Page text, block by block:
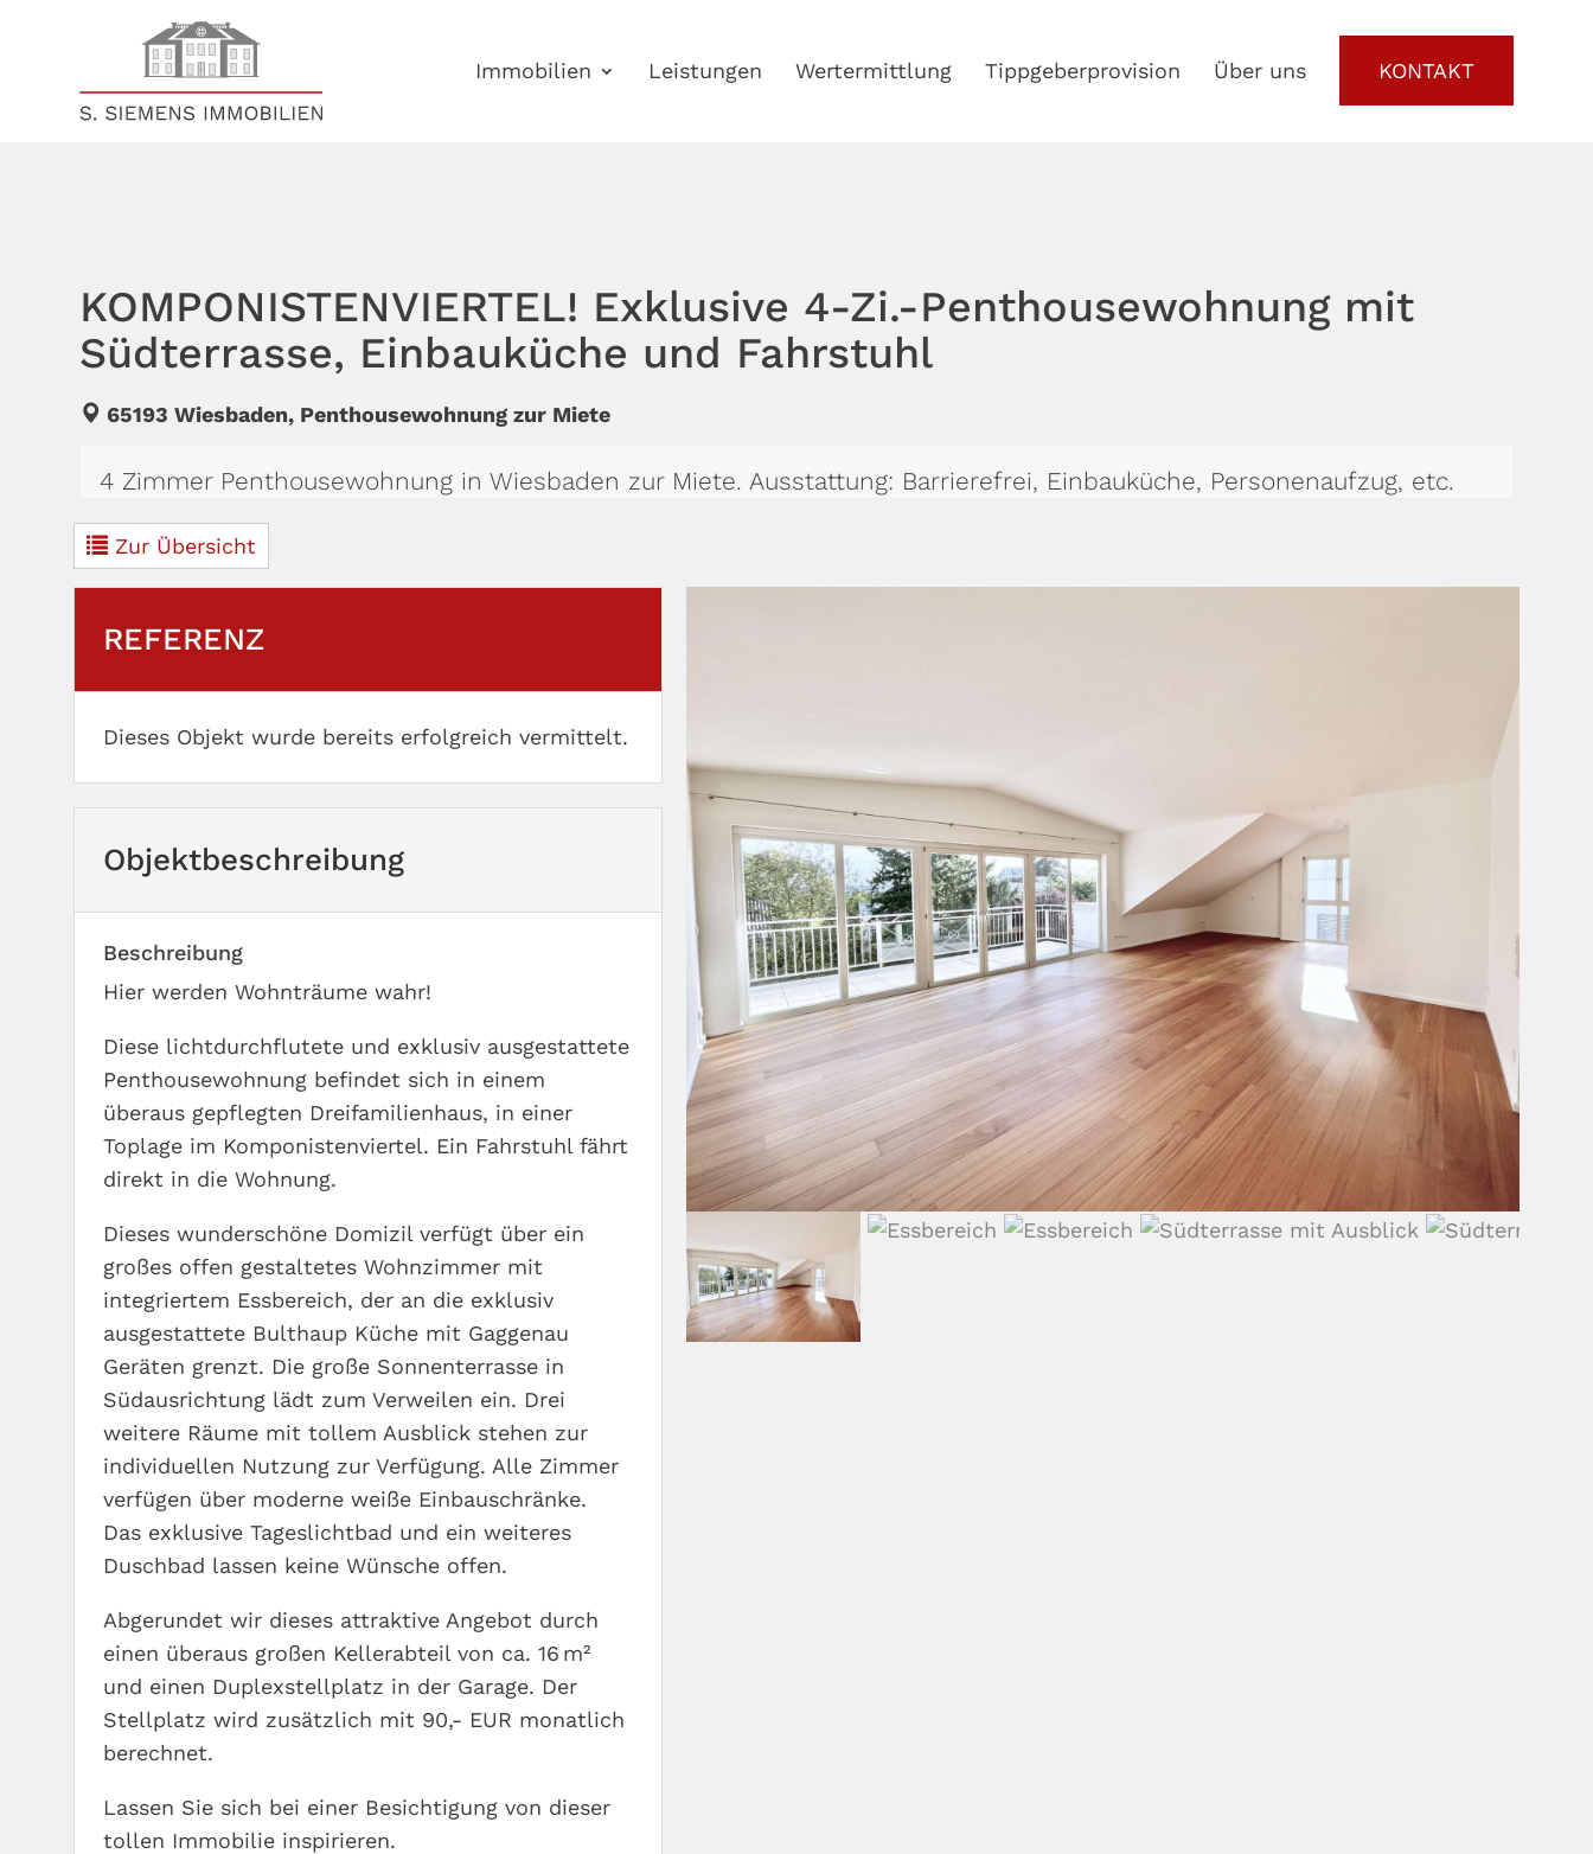
Immobilien Leistungen Wertermittlung Tippgeberprovision Über uns KONTAKT
KOMPONISTENVIERTEL! Exklusive 4-Zi.-Penthousewohnung mit
Südterrasse, Einbauküche und Fahrstuhl
65193 Wiesbaden, Penthousewohnung zur Miete
4 Zimmer Penthousewohnung in Wiesbaden zur Miete. Ausstattung: Barrierefrei, Einbauküche, Personenaufzug, etc.
Zur Übersicht
REFERENZ
Dieses Objekt wurde bereits erfolgreich vermittelt.
Objekt­beschreibung
Beschreibung
Hier werden Wohnträume wahr!
Diese lichtdurchflutete und exklusiv ausgestattete
Penthousewohnung befindet sich in einem
überaus gepflegten Dreifamilienhaus, in einer
Toplage im Komponistenviertel. Ein Fahrstuhl fährt
direkt in die Wohnung.
Dieses wunderschöne Domizil verfügt über ein
großes offen gestaltetes Wohnzimmer mit
integriertem Essbereich, der an die exklusiv
ausgestattete Bulthaup Küche mit Gaggenau
Geräten grenzt. Die große Sonnenterrasse in
Südausrichtung lädt zum Verweilen ein. Drei
weitere Räume mit tollem Ausblick stehen zur
individuellen Nutzung zur Verfügung. Alle Zimmer
verfügen über moderne weiße Einbauschränke.
Das exklusive Tageslichtbad und ein weiteres
Duschbad lassen keine Wünsche offen.
Abgerundet wir dieses attraktive Angebot durch
einen überaus großen Kellerabteil von ca. 16 m²
und einen Duplexstellplatz in der Garage. Der
Stellplatz wird zusätzlich mit 90,- EUR monatlich
berechnet.
Lassen Sie sich bei einer Besichtigung von dieser
tollen Immobilie inspirieren.